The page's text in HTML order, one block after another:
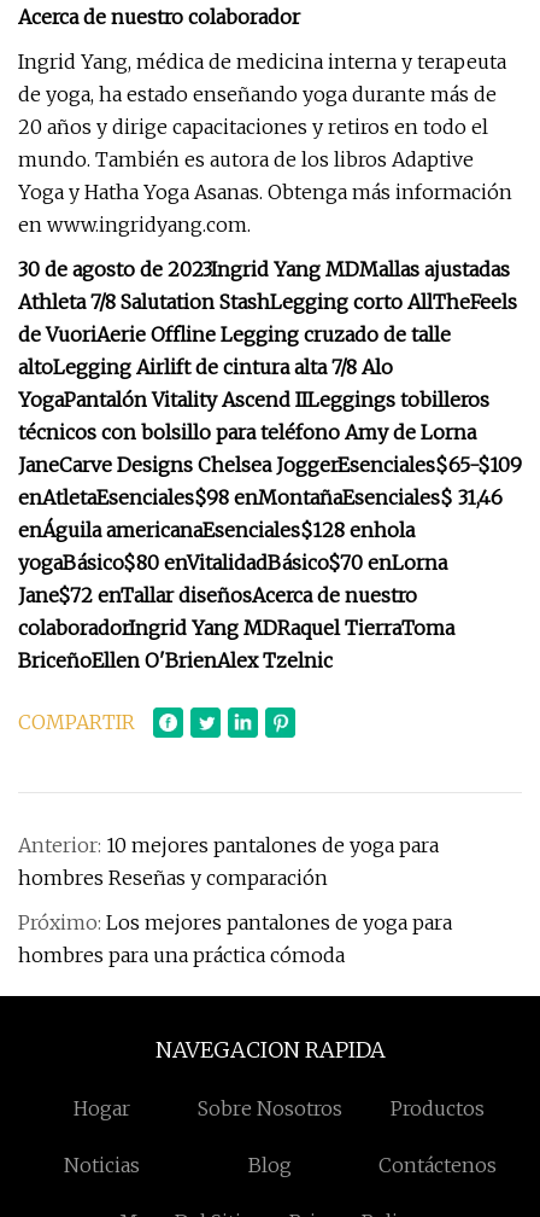
Acerca de nuestro colaborador
Ingrid Yang, médica de medicina interna y terapeuta
de yoga, ha estado enseñando yoga durante más de
20 años y dirige capacitaciones y retiros en todo el
mundo. También es autora de los libros Adaptive
Yoga y Hatha Yoga Asanas. Obtenga más información
en www.ingridyang.com.
30 de agosto de 2023Ingrid Yang MDMallas ajustadas
Athleta 7/8 Salutation StashLegging corto AllTheFeels
de VuoriAerie Offline Legging cruzado de talle
altoLegging Airlift de cintura alta 7/8 Alo
YogaPantalón Vitality Ascend IILeggings tobilleros
técnicos con bolsillo para teléfono Amy de Lorna
JaneCarve Designs Chelsea JoggerEsenciales$65-$109
enAtletaEsenciales$98 enMontañaEsenciales$ 31,46
enÁguila americanaEsenciales$128 enhola
yogaBásico$80 enVitalidadBásico$70 enLorna
Jane$72 enTallar diseñosAcerca de nuestro
colaboradorIngrid Yang MDRaquel TierraToma
BriceñoEllen O'BrienAlex Tzelnic
COMPARTIR
Anterior: 10 mejores pantalones de yoga para
hombres Reseñas y comparación
Próximo: Los mejores pantalones de yoga para
hombres para una práctica cómoda
NAVEGACION RAPIDA
Hogar Sobre Nosotros Productos
Noticias Blog Contáctenos